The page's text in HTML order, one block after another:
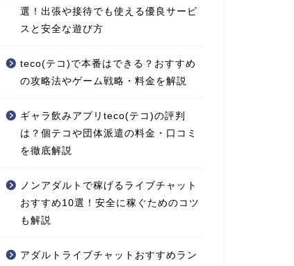
選！出張や接待でも使える優良サービ
スと安全な遊び方
teco(テコ)で本番はできる？おすすめ
の攻略法やゲーム戦略・料金を解説
ギャラ飲みアプリteco(テコ)の評判
は？個テコや団体派遣の料金・口コミ
を徹底解説
ノンアダルトで稼げるライブチャット
おすすめ10選！安全に稼ぐためのコツ
も解説
アダルトライブチャットおすすめラン